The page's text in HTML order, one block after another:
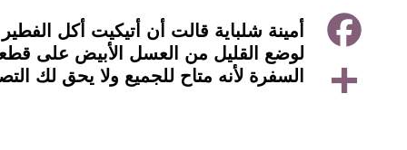
Share
Facebook
أمينة شلباية قالت أن أتيكيت أكل
لوضع القليل من العسل الأبيض على
السفرة لأنه متاح للجميع ولا يحق لك